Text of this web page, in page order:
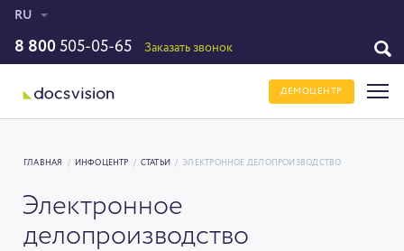
RU
8 800 505-05-65 Заказать звонок
ДЕМОЦЕНТР
ГЛАВНАЯ / ИНФОЦЕНТР / СТАТЬИ / ЭЛЕКТРОННОЕ ДЕЛОПРОИЗВОДСТВО
Электронное
делопроизводство